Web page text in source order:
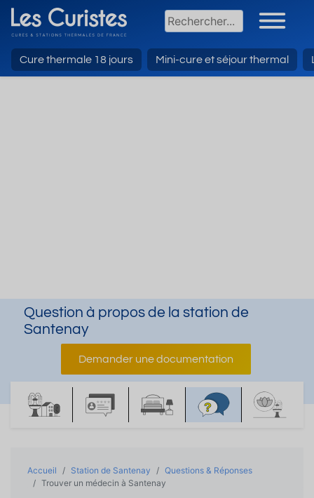
Cure thermale 18 jours Mini-cure et séjour thermal
Question à propos de la station de
Santenay
Demander une documentation
Accueil Station de Santenay
Questions & Réponses
Trouver un médecin à Santenay